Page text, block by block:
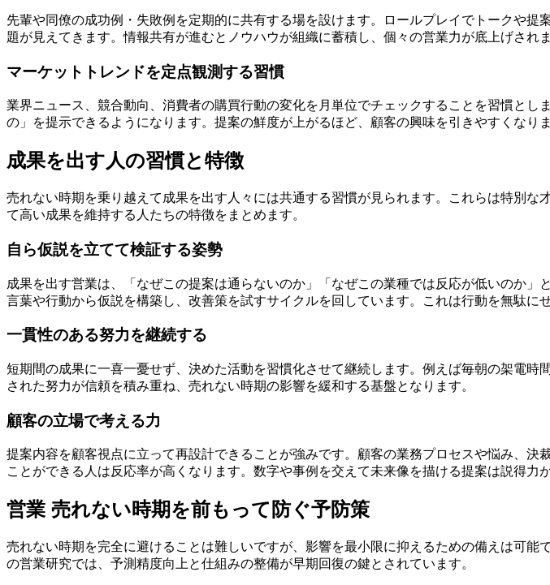
先輩や同僚の成功例・失敗例を定期的に共有する場を設けます。ロールプレイでトークや
題が見えてきます。情報共有が進むとノウハウが組織に蓄積し、個々の営業力が底上げされま
マーケットトレンドを定点観測する習慣
業界ニュース、競合動向、消費者の購買行動の変化を月単位でチェックすることを習慣と
の」を提示できるようになります。提案の鮮度が上がるほど、顧客の興味を引きやすくなりま
成果を出す人の習慣と特徴
売れない時期を乗り越えて成果を出す人々には共通する習慣が見られます。これらは特別
て高い成果を維持する人たちの特徴をまとめます。
自ら仮説を立てて検証する姿勢
成果を出す営業は、「なぜこの提案は通らないのか」「なぜこの業種では反応が低いのか
言葉や行動から仮説を構築し、改善策を試すサイクルを回しています。これは行動を無駄に
一貫性のある努力を継続する
短期間の成果に一喜一憂せず、決めた活動を習慣化させて継続します。例えば毎朝の架電
された努力が信頼を積み重ね、売れない時期の影響を緩和する基盤となります。
顧客の立場で考える力
提案内容を顧客視点に立って再設計できることが強みです。顧客の業務プロセスや悩み、
ことができる人は反応率が高くなります。数字や事例を交えて未来像を描ける提案は説得力が
営業 売れない時期を前もって防ぐ予防策
売れない時期を完全に避けることは難しいですが、影響を最小限に抑えるための備えは可
の営業研究では、予測精度向上と仕組みの整備が早期回復の鍵とされています。